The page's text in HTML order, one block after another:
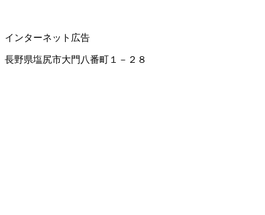
インターネット広告
長野県塩尻市大門八番町１－２８